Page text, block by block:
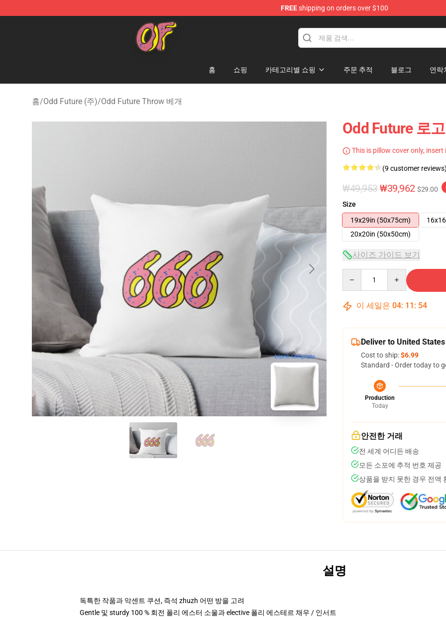
FREEshipping on orders over $100
Odd Future Shop - Official Odd Future Merchandise Store
홈 쇼핑 카테고리별 쇼핑 주문 추적 블로그 연락
홈/Odd Future (주)/Odd Future Throw 베개
blank template
Odd Future 로
This is pillow cover only,
(9 customer
₩49,953 ₩39,962 $29.00
Size
19x29in (50x75cm)
20x20in (50x50cm)
사이즈 가이드 보기
이 세일은 04: 11 : 53
Deliver to United States
Cost to ship:$6.99
Standard - Order today to
Production
Today
안전한 거래
전 세계 어디든 배송
모든 소포에 추적 번호 제공
상품을 받지 못한 경우 전액
설명
독특한 작품과 악센트 쿠션, 즉석 zhuzh 어떤 방을 고려
Gentle 및 sturdy 100 % 회전 폴리 에스터 소울과 elective 폴리 에스테르 채우 / 인서트